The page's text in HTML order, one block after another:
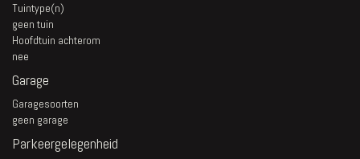
Tuintype(n)
geen tuin
Hoofdtuin achterom
nee
Garage
Garagesoorten
geen garage
Parkeergelegenheid